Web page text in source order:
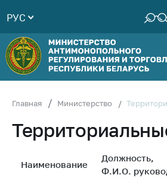
Руководство
Структура
Министерства
Территориальные
Законодательство
Антикоррупционная
деятельность
РУС
Главная Министерство
Наименование
Должность,
Ф.И.О.